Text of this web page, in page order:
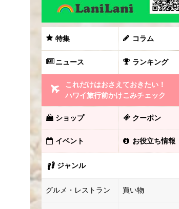
特集 コラム
ニュース ランキング
これだけはおさえておきたい！
ハワイ旅行前かけこみチェック
ショップ クーポン
イベント お役立ち情報
ジャンル
グルメ・レストラン 買い物